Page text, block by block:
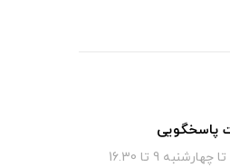
پاسخگویی
9 تا 16.30